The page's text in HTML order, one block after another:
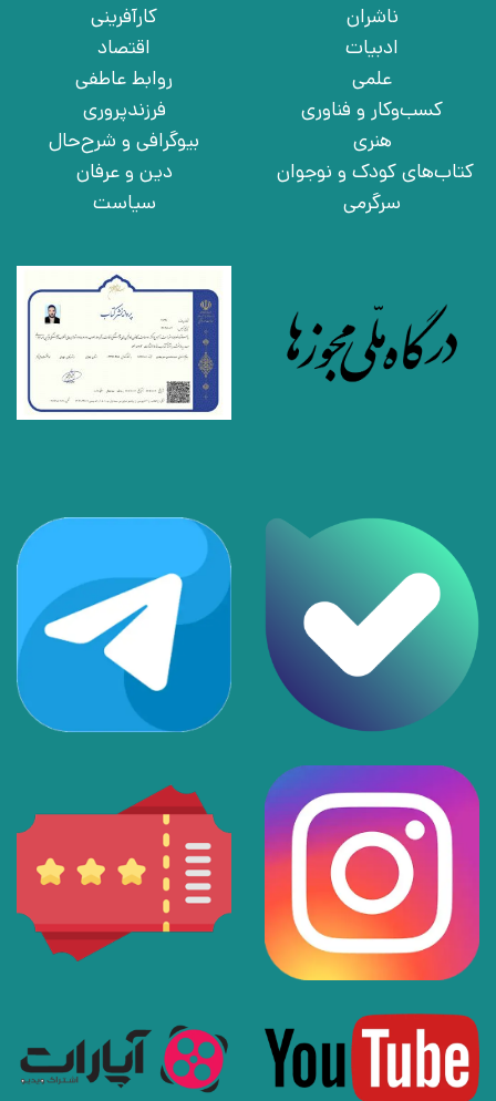
ناشران
ادبیات
علمی
کسب‌وکار و فناوری
هنری
کتاب‌های کودک و نوجوان
سرگرمی
کارآفرینی
اقتصاد
روابط عاطفی
فرزندپروری
بیوگرافی و شرح‌حال
دین و عرفان
سیاست